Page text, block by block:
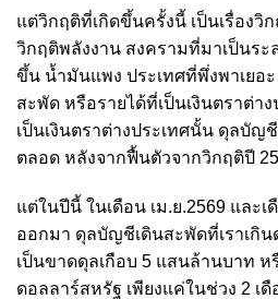
แต่วิกฤติที่เกิดขึ้นครั้งนี้ เป็นเรื่องวิ
วิกฤติพลังงาน สงครามที่มาเป็นร
ขึ้น น้ำมันแพง ประเทศที่พึ่งพาเยอ
สะพัด หรือรายได้ที่เป็นเงินตราต่า
เป็นเงินตราต่างประเทศนั้น ดุลบัญ
ตลอด หลังจากฟื้นตัวจากวิกฤติปี
แต่ในปีนี้ ในเดือน เม.ย.2569 และเ
ออกมา ดุลบัญชีเดินสะพัดที่เราเกิ
เป็นขาดดุลเกือบ 5 แสนล้านบาท ห
ดอลลาร์สหรัฐ เพียงแค่ในช่วง 2